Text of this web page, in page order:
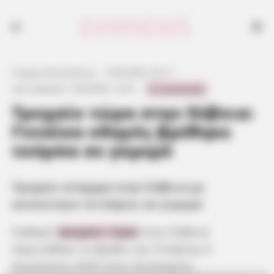
Τροχαίο τώρα στην Εύβοια:
Γυναίκα οδηγός βρέθηκε
τούμπα σε γκρεμό
Τροχαίο ατύχημα στην Εύβοια με
τροχαίο τώρα